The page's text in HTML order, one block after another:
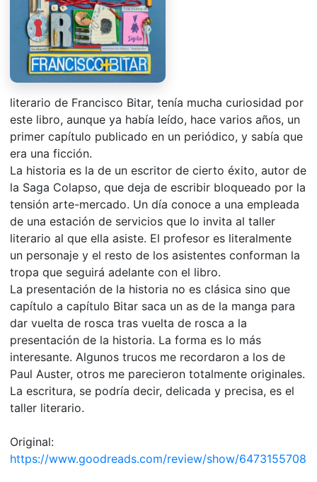
literario de Francisco Bitar, tenía mucha curiosidad por
este libro, aunque ya había leído, hace varios años, un
primer capítulo publicado en un periódico, y sabía que
era una ficción.
La historia es la de un escritor de cierto éxito, autor de
la Saga Colapso, que deja de escribir bloqueado por la
tensión arte-mercado. Un día conoce a una empleada
de una estación de servicios que lo invita al taller
literario al que ella asiste. El profesor es literalmente
un personaje y el resto de los asistentes conforman la
tropa que seguirá adelante con el libro.
La presentación de la historia no es clásica sino que
capítulo a capítulo Bitar saca un as de la manga para
dar vuelta de rosca tras vuelta de rosca a la
presentación de la historia. La forma es lo más
interesante. Algunos trucos me recordaron a los de
Paul Auster, otros me parecieron totalmente originales.
La escritura, se podría decir, delicada y precisa, es el
taller literario.
Original:
https://www.goodreads.com/review/show/6473155708